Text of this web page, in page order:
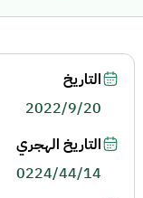
التاريخ
2022/9/20
التاريخ الهجري
0224/44/14